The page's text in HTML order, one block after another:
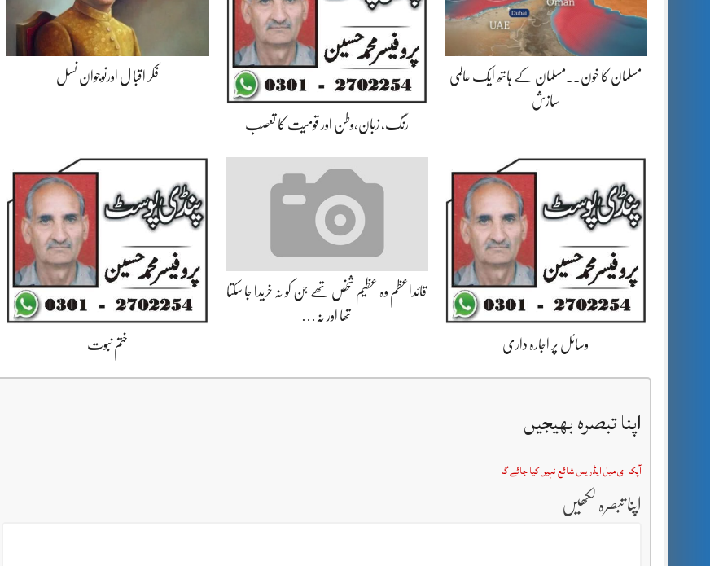
مسلمان کا خون۔۔مسلمان کے ہاتھ ایک عالمی
سازش
رنگ، زبان،وطن اور قومیت کا تعصب
فکر اقبا ل اورنوجوان نسل
وسائل پر اجارہ داری
قائداعظم وہ عظیم شخص تھے جن کو نہ خریدا جا سکتا
تھا اور نہ…
ختم نبوت
اپنا تبصرہ بھیجیں
آپکا ای میل ایڈریس شائع نہیں کیا جائے گا
اپنا تبصرہ لکھیں